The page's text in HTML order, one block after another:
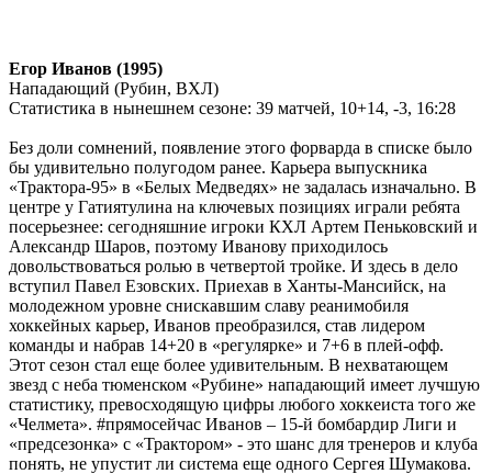
Егор Иванов (1995)
Нападающий (Рубин, ВХЛ)
Статистика в нынешнем сезоне: 39 матчей, 10+14, -3, 16:28
Без доли сомнений, появление этого форварда в списке было
бы удивительно полугодом ранее. Карьера выпускника
«Трактора-95» в «Белых Медведях» не задалась изначально. В
центре у Гатиятулина на ключевых позициях играли ребята
посерьезнее: сегодняшние игроки КХЛ Артем Пеньковский и
Александр Шаров, поэтому Иванову приходилось
довольствоваться ролью в четвертой тройке. И здесь в дело
вступил Павел Езовских. Приехав в Ханты-Мансийск, на
молодежном уровне снискавшим славу реанимобиля
хоккейных карьер, Иванов преобразился, став лидером
команды и набрав 14+20 в «регулярке» и 7+6 в плей-офф.
Этот сезон стал еще более удивительным. В нехватающем
звезд с неба тюменском «Рубине» нападающий имеет лучшую
статистику, превосходящую цифры любого хоккеиста того же
«Челмета». #прямосейчас Иванов – 15-й бомбардир Лиги и
«предсезонка» с «Трактором» - это шанс для тренеров и клуба
понять, не упустит ли система еще одного Сергея Шумакова.